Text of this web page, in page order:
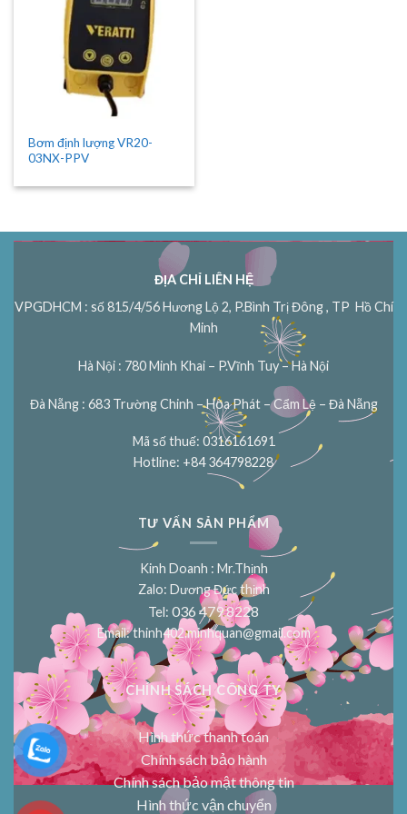
Bơm định lượng VR20-
03NX-PPV
ĐỊA CHỈ LIÊN HỆ
VPGDHCM : số 815/4/56 Hương Lộ 2, P.Bình Trị Đông , TP Hồ Chí
Minh
Hà Nội : 780 Minh Khai – P.Vĩnh Tuy – Hà Nội
Đà Nẵng : 683 Trường Chinh – Hòa Phát – Cẩm Lệ – Đà Nẵng
Mã số thuế: 0316161691
Hotline: +84 364798228
TƯ VẤN SẢN PHẨM
Kinh Doanh : Mr.Thịnh
Zalo: Dương Đức thịnh
Tel: 036 479 8228
Email:thinh402.minhquan@gmail.com
CHÍNH SÁCH CÔNG TY
Hình thức thanh toán
Chính sách bảo hành
Chính sách bảo mật thông tin
Hình thức vận chuyển